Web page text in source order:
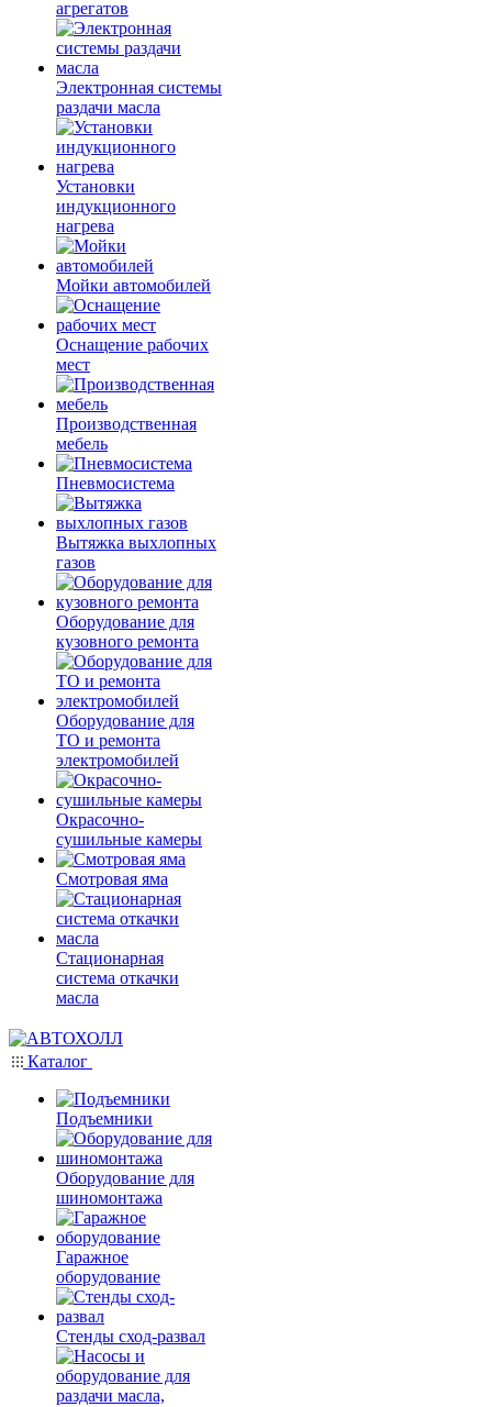
агрегатов
Электронная системы
раздачи масла
Установки
индукционного
нагрева
Мойки автомобилей
Оснащение рабочих
мест
Производственная
мебель
Пневмосистема
Вытяжка выхлопных
газов
Оборудование для
кузовного ремонта
Оборудование для
ТО и ремонта
электромобилей
Окрасочно-
сушильные камеры
Смотровая яма
Стационарная
система откачки
масла
Каталог
Подъемники
Оборудование для
шиномонтажа
Гаражное
оборудование
Стенды сход-развал